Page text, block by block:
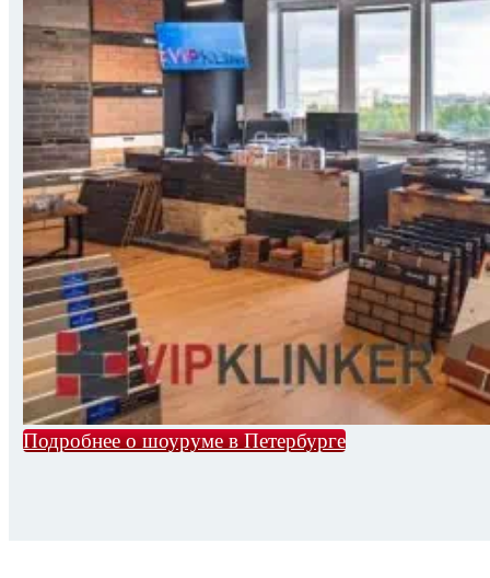
Подробнее о шоуруме в Петербурге